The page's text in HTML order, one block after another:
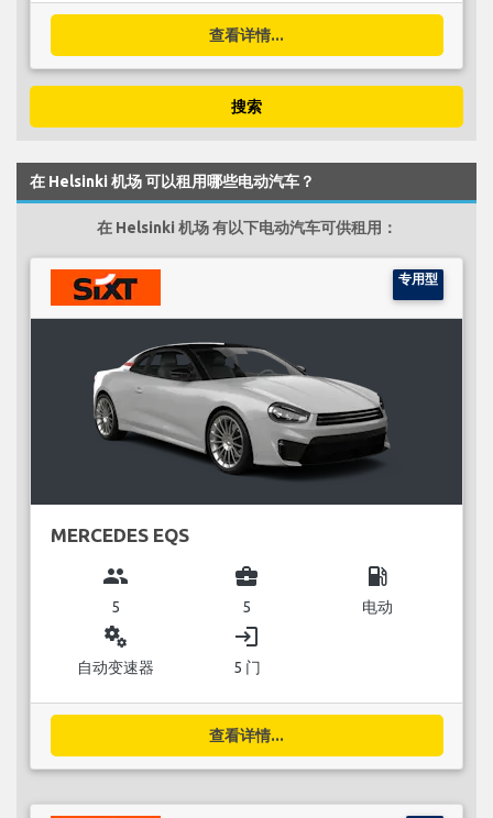
查看详情...
搜索
在 Helsinki 机场 可以租用哪些电动汽车？
在 Helsinki 机场 有以下电动汽车可供租用：
专用型
MERCEDES EQS
group
5
business_center
5
local_gas_station
电动
miscellaneous_services
自动变速器
login
5 门
查看详情...